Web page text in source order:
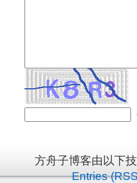
方舟子博客由以下
Entries